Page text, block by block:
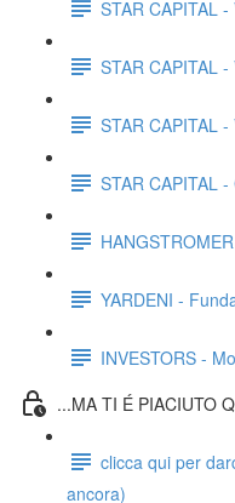
STAR CAPITAL
STAR CAPITAL
STAR CAPITAL
STAR CAPITAL
YARDENI -
INVESTORS -
...MA TI É PIACIUTO
clicca qui per
ancora)